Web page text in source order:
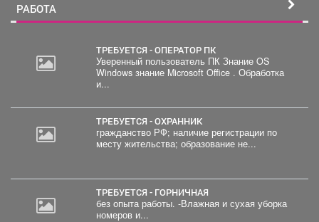
РАБОТА
ТРЕБУЕТСЯ - ОПЕРАТОР ПК
Уверенный пользователь ПК Знание OS
Windows знание Microsoft Office . Обработка
и...
ТРЕБУЕТСЯ - ОХРАННИК
гражданство РФ; наличие регистрации по
месту жительства; образование не...
ТРЕБУЕТСЯ - ГОРНИЧНАЯ
без опыта работы. -Влажная и сухая уборка
номеров и...